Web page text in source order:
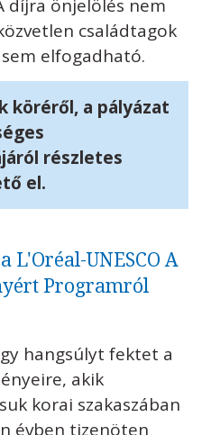
díjra önjelölés nem
családtagok
elfogadható.
köréről, a pályázat
részletes
el.
UNESCO A
Programról
hangsúlyt fektet a
akik
korai szakaszában
évben tizenöten